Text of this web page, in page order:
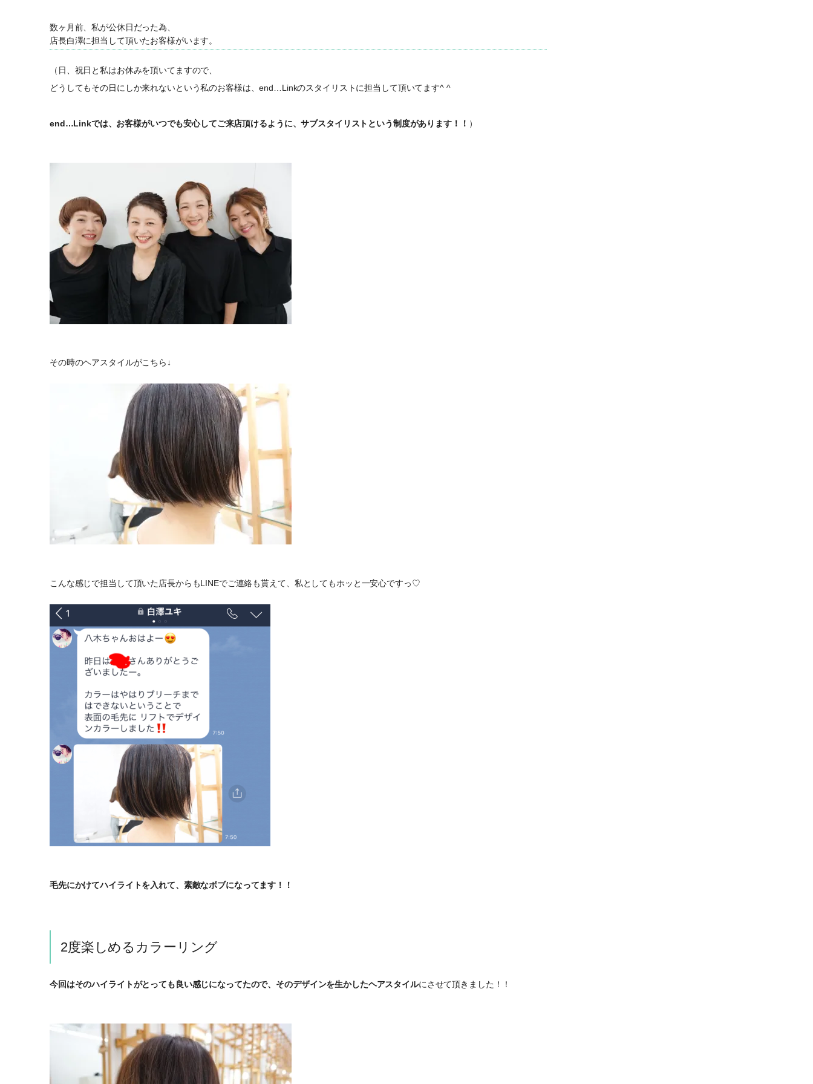
数ヶ月前、私が公休日だった為、
店長白澤に担当して頂いたお客様がいます。
（日、祝日と私はお休みを頂いてますので、
どうしてもその日にしか来れないという私のお客様は、end…Linkのスタイリストに担当して頂いてます^ ^
end…Linkでは、お客様がいつでも安心してご来店頂けるように、サブスタイリストという制度があります！！ ）
その時のヘアスタイルがこちら↓
こんな感じで担当して頂いた店長からもLINEでご連絡も貰えて、私としてもホッと一安心ですっ♡
毛先にかけてハイライトを入れて、素敵なボブになってます！！
2度楽しめるカラーリング
今回はそのハイライトがとっても良い感じになってたので、そのデザインを生かしたヘアスタイルにさせて頂きました！！